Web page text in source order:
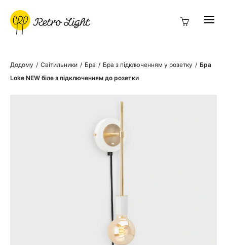
Додому / Світильники / Бра / Бра з підключенням у розетку / Бра
Loke NEW біле з підключенням до розетки